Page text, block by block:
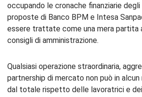
occupando le cronache finanziarie
proposte di Banco BPM e Intesa
essere trattate come una mera partita
consigli di amministrazione.
Qualsiasi operazione straordinaria,
partnership di mercato non può in
dal totale rispetto delle lavoratrici e